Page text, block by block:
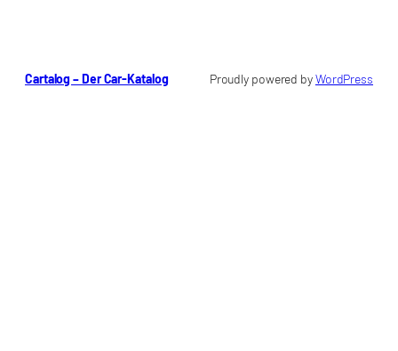
Cartalog – Der Car-Katalog Proudly powered byWordPress